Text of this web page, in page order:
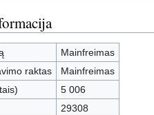
Mainfreimas
raktas
Mainfreimas
5 006
29308